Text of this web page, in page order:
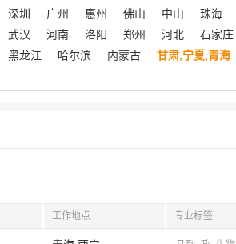
深圳 广州 惠州 佛山 中山 珠海
武汉 河南 洛阳 郑州 河北 石家庄
黑龙江 哈尔滨 内蒙古 甘肃,宁夏,青海
工作地点 专业标签